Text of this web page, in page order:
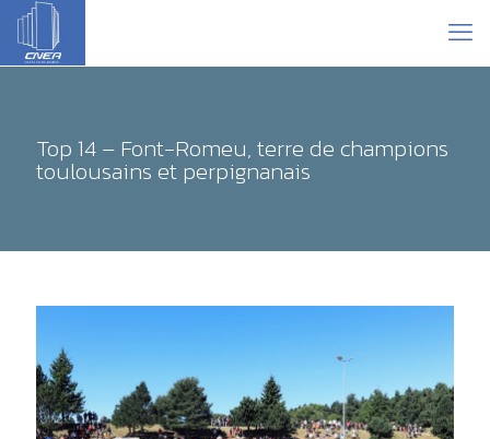
Top 14 – Font-Romeu, terre de champions
toulousains et perpignanais